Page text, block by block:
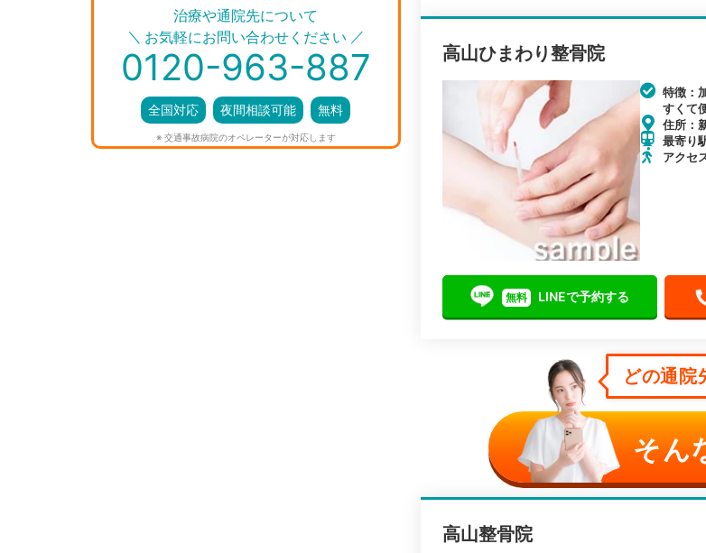
＼ ／
治療や通院先について
お気軽にお問い合わせください
0120-963-887
全国対応 夜間相談可能 無料
※ 交通事故病院のオペレーターが対応します
高山ひまわり整骨院
特徴：
すくて
住所：
最寄り
アクセ
無料 LINEで予約する
どの通院
そん
高山整骨院